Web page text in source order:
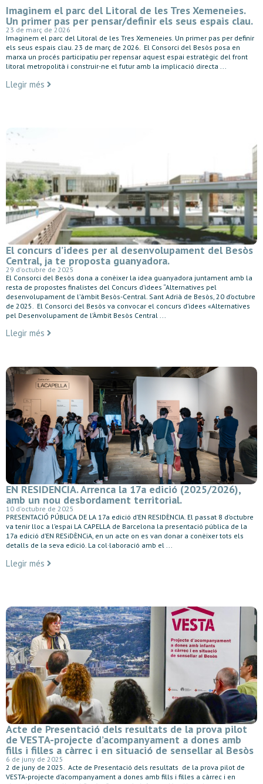
Imaginem el parc del Litoral de les Tres Xemeneies.
Un primer pas per pensar/definir els seus espais clau.
23 de març de 2026
Imaginem el parc del Litoral de les Tres Xemeneies. Un primer pas per definir
els seus espais clau. 23 de març de 2026. El Consorci del Besòs posa en
marxa un procés participatiu per repensar aquest espai estratègic del front
litoral metropolità i construir-ne el futur amb la implicació directa ...
Llegir més
El concurs d’idees per al desenvolupament del Besòs
Central, ja te proposta guanyadora.
29 d'octubre de 2025
El Consorci del Besòs dona a conèixer la idea guanyadora juntament amb la
resta de propostes finalistes del Concurs d’idees “Alternatives pel
desenvolupament de l’àmbit Besòs-Central. Sant Adrià de Besòs, 20 d’octubre
de 2025. El Consorci del Besòs va convocar el concurs d’idees «Alternatives
pel Desenvolupament de l’Àmbit Besòs Central ...
Llegir més
EN RESIDENCIA. Arrenca la 17a edició (2025/2026),
amb un nou desbordament territorial.
10 d'octubre de 2025
PRESENTACIÓ PÚBLICA DE LA 17a edició d’EN RESIDÈNCIA. El passat 8 d’octubre
va tenir lloc a l’espai LA CAPELLA de Barcelona la presentació pública de la
17a edició d’EN RESiDÈNCiA, en un acte on es van donar a conèixer tots els
detalls de la seva edició. La col·laboració amb el ...
Llegir més
Acte de Presentació dels resultats de la prova pilot
de VESTA-projecte d’acompanyament a dones amb
fills i filles a càrrec i en situació de sensellar al Besòs
6 de juny de 2025
2 de juny de 2025. Acte de Presentació dels resultats de la prova pilot de
VESTA-projecte d’acompanyament a dones amb fills i filles a càrrec i en